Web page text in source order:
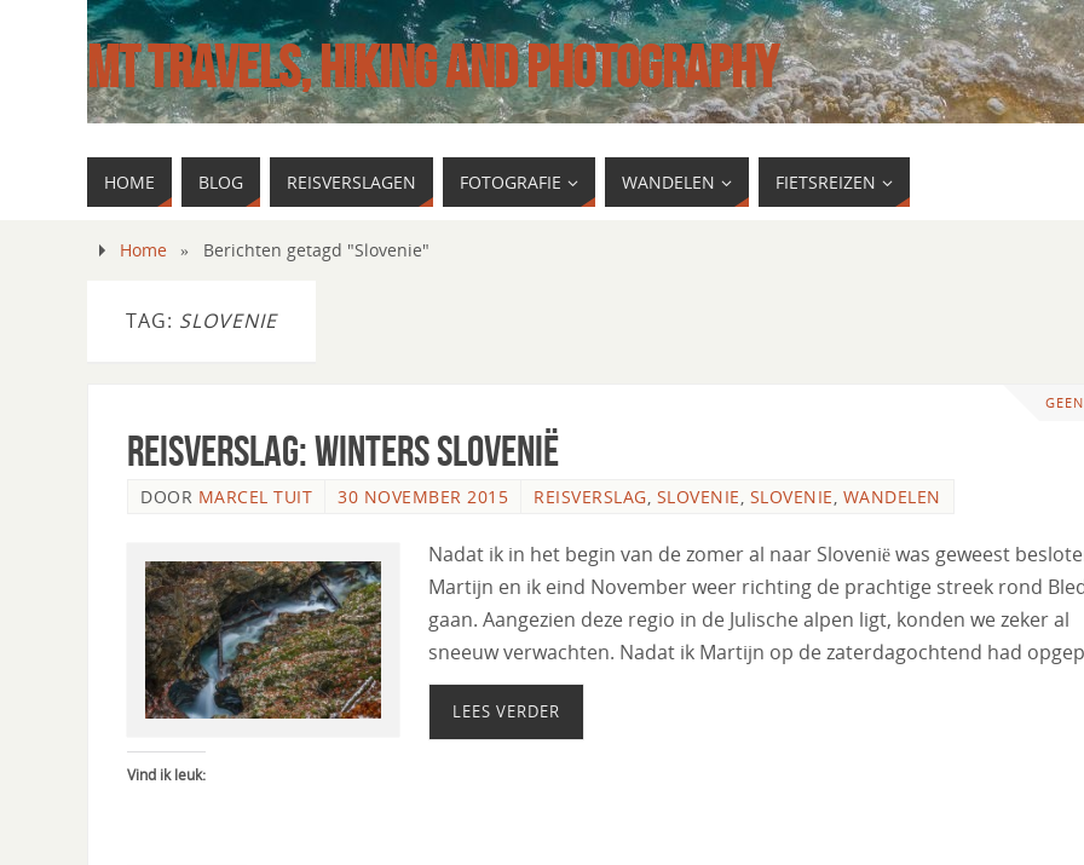
MT TRAVELS, HIKING AND PHOTOGRAPHY
HOME BLOG REISVERSLAGEN FOTOGRAFIE WANDELEN FIETSREIZEN
Home » Berichten getagd "Slovenie"
TAG: SLOVENIE
Reisverslag: Winters Slovenië
DOOR MARCEL TUIT 30 NOVEMBER 2015 REISVERSLAG, SLOVENIE, SLOVENIE, WANDELEN
Nadat ik in het begin van de zomer al naar Slovenië was geweest
Martijn en ik eind November weer richting de prachtige streek rond
gaan. Aangezien deze regio in de Julische alpen ligt, konden we zeker al
sneeuw verwachten. Nadat ik Martijn op de zaterdagochtend had
LEES VERDER
Vind ik leuk: